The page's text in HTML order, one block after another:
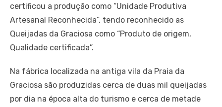
certificou a produção como “Unidade Produtiva
Artesanal Reconhecida”, tendo reconhecido as
Queijadas da Graciosa como “Produto de origem,
Qualidade certificada”.
Na fábrica localizada na antiga vila da Praia da
Graciosa são produzidas cerca de duas mil queijadas
por dia na época alta do turismo e cerca de metade